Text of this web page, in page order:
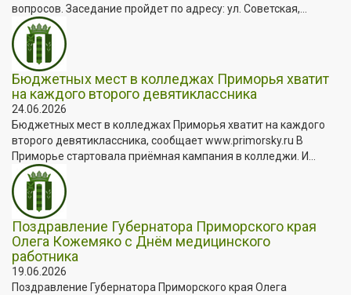
вопросов. Заседание пройдет по адресу: ул. Советская,...
Бюджетных мест в колледжах Приморья хватит
на каждого второго девятиклассника
24.06.2026
Бюджетных мест в колледжах Приморья хватит на каждого
второго девятиклассника, сообщает www.primorsky.ru В
Приморье стартовала приёмная кампания в колледжи. И...
Поздравление Губернатора Приморского края
Олега Кожемяко с Днём медицинского
работника
19.06.2026
Поздравление Губернатора Приморского края Олега